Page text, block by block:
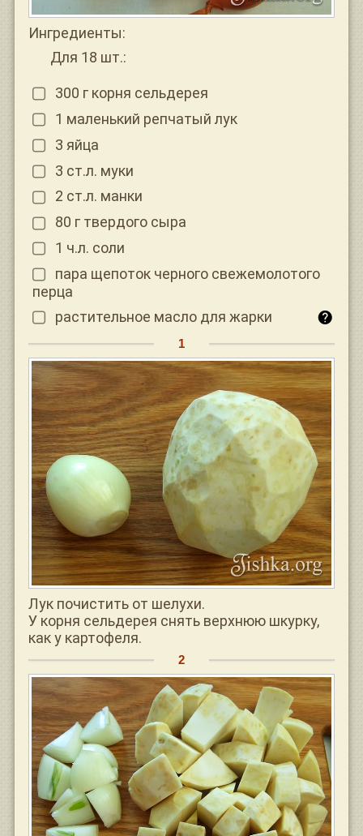
Ингредиенты:
Для 18 шт.:
300 г корня сельдерея
1 маленький репчатый лук
3 яйца
3 ст.л. муки
2 ст.л. манки
80 г твердого сыра
1 ч.л. соли
пара щепоток черного свежемолотого
перца
растительное масло для жарки
Лук почистить от шелухи.
У корня сельдерея снять верхнюю шкурку,
как у картофеля.